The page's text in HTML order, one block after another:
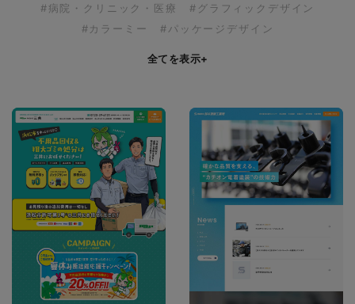
#病院・クリニック・医療
#グラフィックデザイン
#カラーミー
#パッケージデザイン
全てを表示+